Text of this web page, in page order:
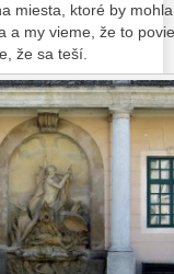
miesta, ktoré by
a my vieme, že to
že sa teší.